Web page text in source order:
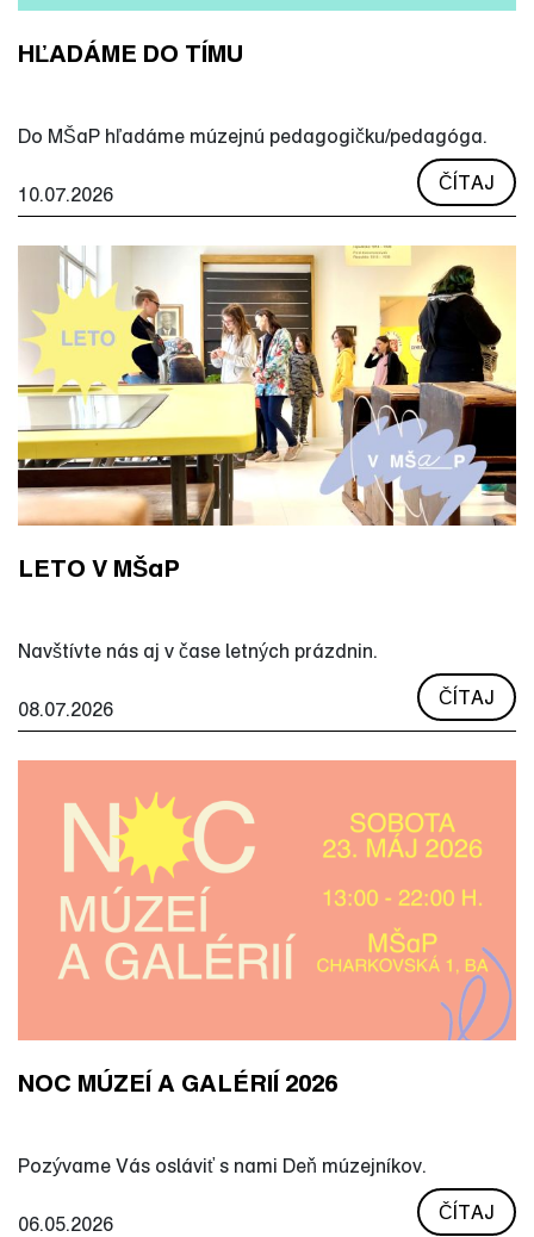
HĽADÁME DO TÍMU
Do MŠaP hľadáme múzejnú pedagogičku/pedagóga.
10.07.2026 ČÍTAJ
LETO V MŠaP
Navštívte nás aj v čase letných prázdnin.
08.07.2026 ČÍTAJ
NOC MÚZEÍ A GALÉRIÍ 2026
Pozývame Vás osláviť s nami Deň múzejníkov.
06.05.2026 ČÍTAJ